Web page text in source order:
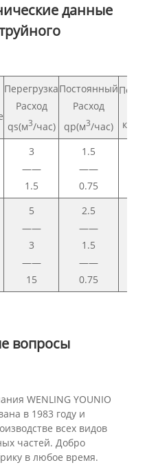
данные
Перегрузка
Расход
qs(м3/час)
Постоянный
Расход
qp(м3/час)
3
——
1.5
1.5
——
0.75
5
——
3
——
15
2.5
——
1.5
——
0.75
вопросы
WENLING YOUNIO
в 1983 году и
всех видов
частей. Добро
в любое время.